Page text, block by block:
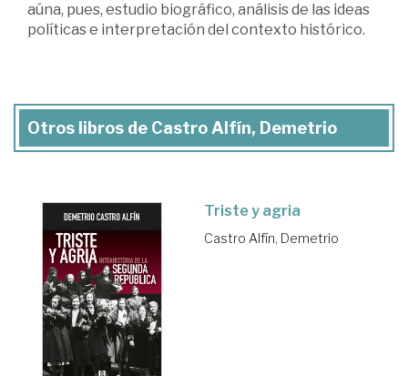
aúna, pues, estudio biográfico, análisis de las ideas
políticas e interpretación del contexto histórico.
Otros libros de Castro Alfín, Demetrio
Triste y agria
Castro Alfín, Demetrio